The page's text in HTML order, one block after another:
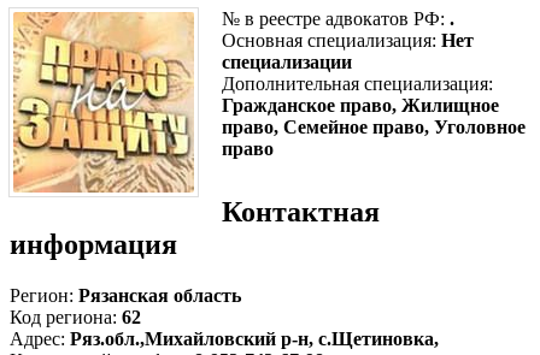
№ в реестре адвокатов РФ: .
Основная специализация: Нет
специализации
Дополнительная специализация:
Гражданское право, Жилищное
право, Семейное право, Уголовное
право
Контактная
информация
Регион: Рязанская область
Код региона: 62
Адрес: Ряз.обл.,Михайловский р-н, с.Щетиновка,